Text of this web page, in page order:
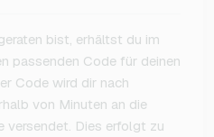
bist, erhältst du im
passenden Code für deinen
Code wird dir nach
von Minuten an die
versendet. Dies erfolgt zu